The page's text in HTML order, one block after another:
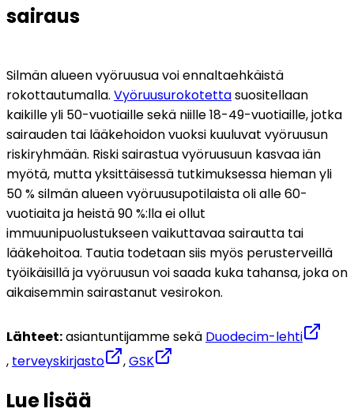
sairaus
Silmän alueen vyöruusua voi ennaltaehkäistä
rokottautumalla. Vyöruusurokotetta suositellaan
kaikille yli 50-vuotiaille sekä niille 18-49-vuotiaille, jotka
sairauden tai lääkehoidon vuoksi kuuluvat vyöruusun
riskiryhmään. Riski sairastua vyöruusuun kasvaa iän
myötä, mutta yksittäisessä tutkimuksessa hieman yli
50 % silmän alueen vyöruusupotilaista oli alle 60-
vuotiaita ja heistä 90 %:lla ei ollut
immuunipuolustukseen vaikuttavaa sairautta tai
lääkehoitoa. Tautia todetaan siis myös perusterveillä
työikäisillä ja vyöruusun voi saada kuka tahansa, joka on
aikaisemmin sairastanut vesirokon.
Lähteet: asiantuntijamme sekä Duodecim-lehti
, terveyskirjasto , GSK
Lue lisää